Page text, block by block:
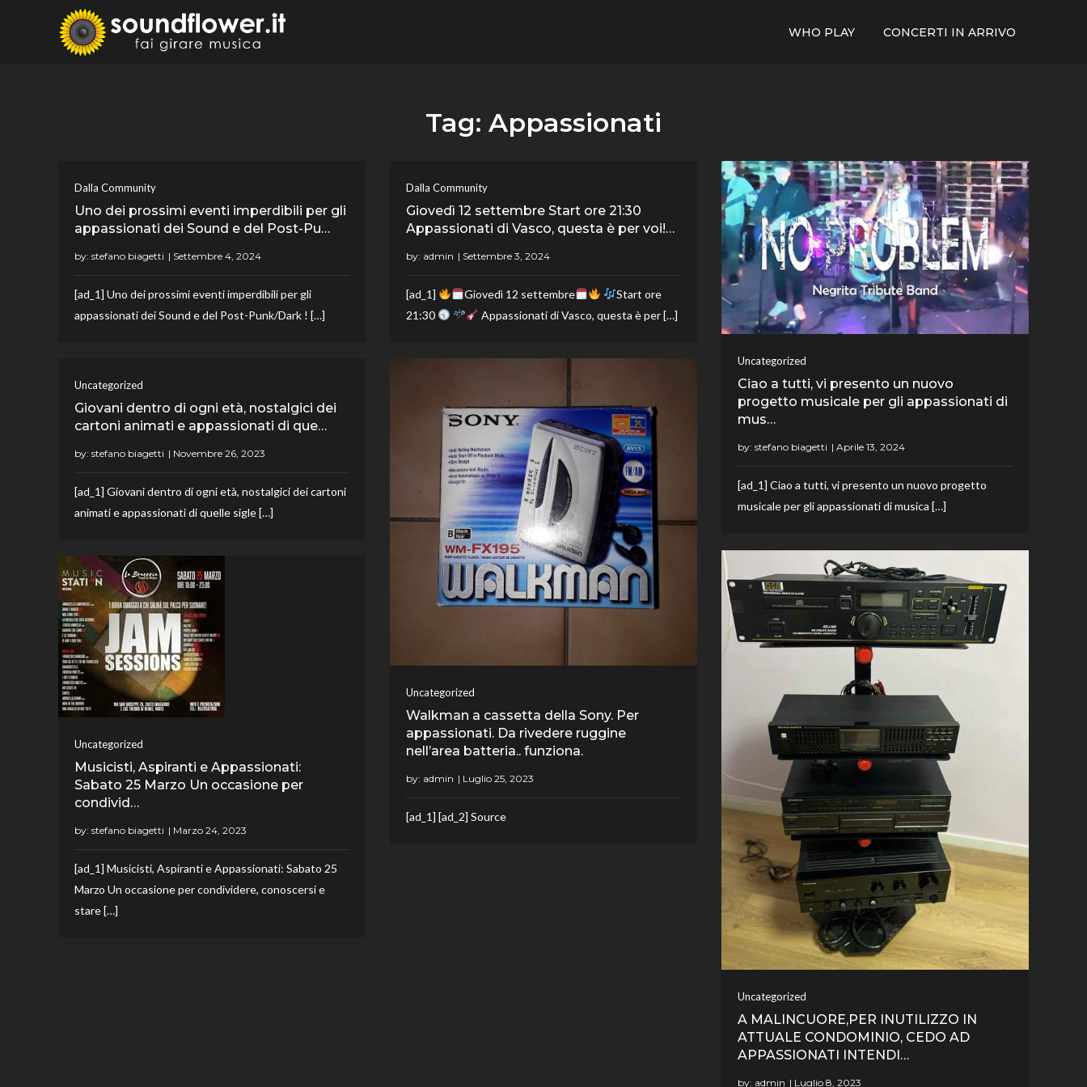
WHO PLAY CONCERTI IN ARRIVO
Tag: Appassionati
Dalla Community
Uno dei prossimi eventi imperdibili per gli
appassionati dei Sound e del Post-Pu…
by: stefano biagetti
[ad_1] Uno dei prossimi eventi imperdibili per gli
appassionati dei Sound e del Post-Punk/Dark ! […]
Dalla Community
Giovedì 12 settembre Start ore 21:30
Appassionati di Vasco, questa è per voi!…
by: admin
[ad_1] Giovedì 12 settembre
Start ore
21:30
Appassionati di Vasco, questa è per […]
Uncategorized
Ciao a tutti, vi presento un nuovo
progetto musicale per gli appassionati di
mus…
by: stefano biagetti
[ad_1] Ciao a tutti, vi presento un nuovo progetto
musicale per gli appassionati di musica […]
Uncategorized
Giovani dentro di ogni età, nostalgici dei
cartoni animati e appassionati di que…
by: stefano biagetti
[ad_1] Giovani dentro di ogni età, nostalgici dei cartoni
animati e appassionati di quelle sigle […]
Uncategorized
Walkman a cassetta della Sony. Per
appassionati. Da rivedere ruggine
nell’area batteria.. funziona.
by: admin
[ad_1] [ad_2] Source
Uncategorized
A MALINCUORE,PER INUTILIZZO IN
ATTUALE CONDOMINIO, CEDO AD
APPASSIONATI INTENDI…
by: admin
Uncategorized
Musicisti, Aspiranti e Appassionati:
Sabato 25 Marzo Un occasione per
condivid…
by: stefano biagetti
[ad_1] Musicisti, Aspiranti e Appassionati: Sabato 25
Marzo Un occasione per condividere, conoscersi e
stare […]